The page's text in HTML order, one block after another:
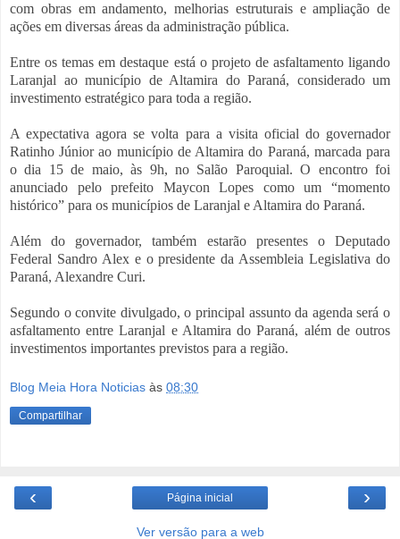
com obras em andamento, melhorias estruturais e ampliação de
ações em diversas áreas da administração pública.
Entre os temas em destaque está o projeto de asfaltamento ligando
Laranjal ao município de Altamira do Paraná, considerado um
investimento estratégico para toda a região.
A expectativa agora se volta para a visita oficial do governador
Ratinho Júnior ao município de Altamira do Paraná, marcada para
o dia 15 de maio, às 9h, no Salão Paroquial. O encontro foi
anunciado pelo prefeito Maycon Lopes como um “momento
histórico” para os municípios de Laranjal e Altamira do Paraná.
Além do governador, também estarão presentes o Deputado
Federal Sandro Alex e o presidente da Assembleia Legislativa do
Paraná, Alexandre Curi.
Segundo o convite divulgado, o principal assunto da agenda será o
asfaltamento entre Laranjal e Altamira do Paraná, além de outros
investimentos importantes previstos para a região.
Blog Meia Hora Noticias às 08:30
Compartilhar
‹ ›
Página inicial
Ver versão para a web